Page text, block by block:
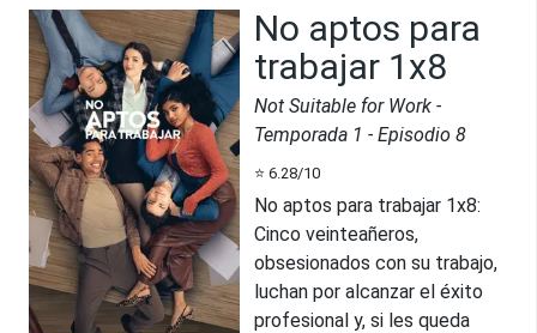
No aptos para
trabajar 1x8
Not Suitable for Work -
Temporada 1 - Episodio 8
⭐ 6.28/10
No aptos para trabajar 1x8:
Cinco veinteañeros,
obsesionados con su trabajo,
luchan por alcanzar el éxito
profesional y, si les queda